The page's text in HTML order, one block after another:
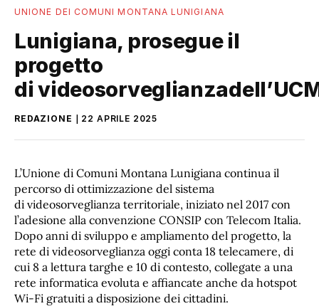
UNIONE DEI COMUNI MONTANA LUNIGIANA
Lunigiana, prosegue il
progetto
di
REDAZIONE 22 APRILE 2025
L’Unione di Comuni Montana Lunigiana continua il
percorso di ottimizzazione del sistema
di videosorveglianza territoriale, iniziato nel 2017 con
l’adesione alla convenzione CONSIP con Telecom Italia.
Dopo anni di sviluppo e ampliamento del progetto, la
rete di videosorveglianza oggi conta 18 telecamere, di
cui 8 a lettura targhe e 10 di contesto, collegate a una
rete informatica evoluta e affiancate anche da hotspot
Wi-Fi gratuiti a disposizione dei cittadini.